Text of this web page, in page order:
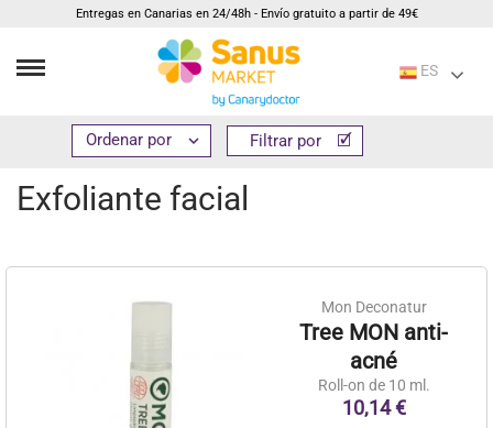
Entregas en Canarias en 24/48h - Envío gratuito a partir de 49€
ES
Cosmética e higiene Cuidado facial Exfoliante facial
Exfoliante facial
 Filtrar por
Mon Deconatur
Tree MON anti-
acné
Roll-on de 10 ml.
10,14 €
 Filtrar por